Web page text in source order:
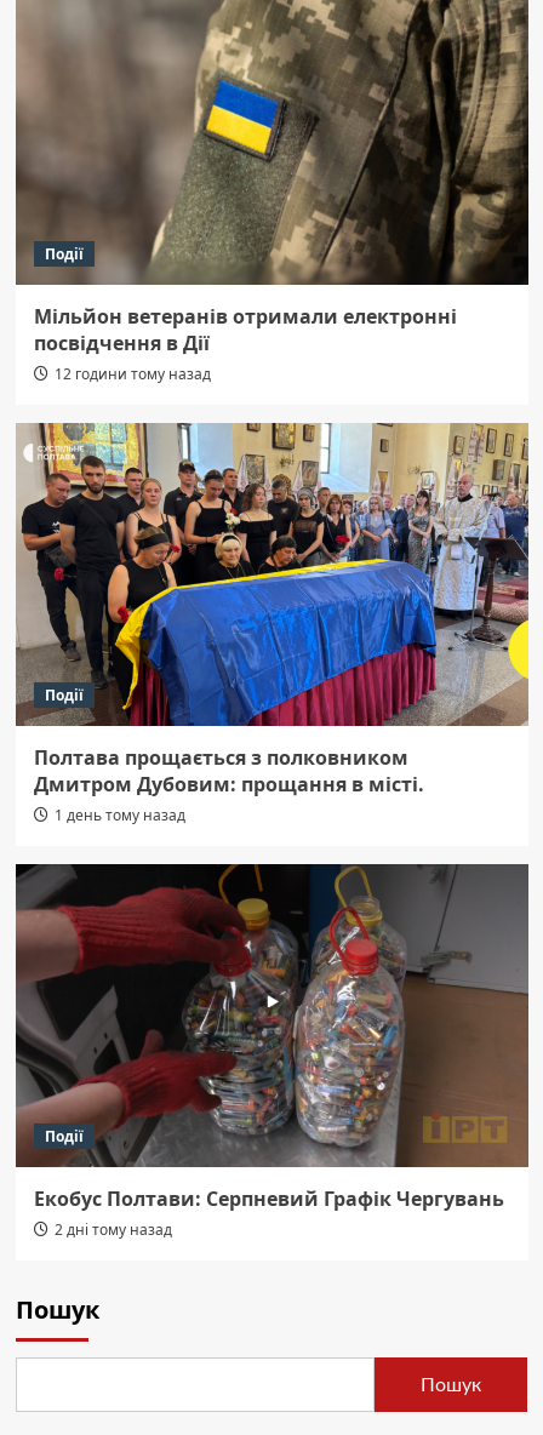
Події
Мільйон ветеранів отримали електронні
посвідчення в Дії
12 години тому назад
Події
Полтава прощається з полковником
Дмитром Дубовим: прощання в місті.
1 день тому назад
Події
Екобус Полтави: Серпневий Графік Чергувань
2 дні тому назад
Пошук
Пошук